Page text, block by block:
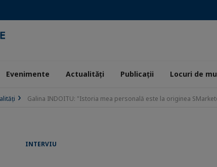
Evenimente Actualităţi Publicații Locuri de
Galina INDOITU: "Istoria mea personală este la originea
INTERVIU